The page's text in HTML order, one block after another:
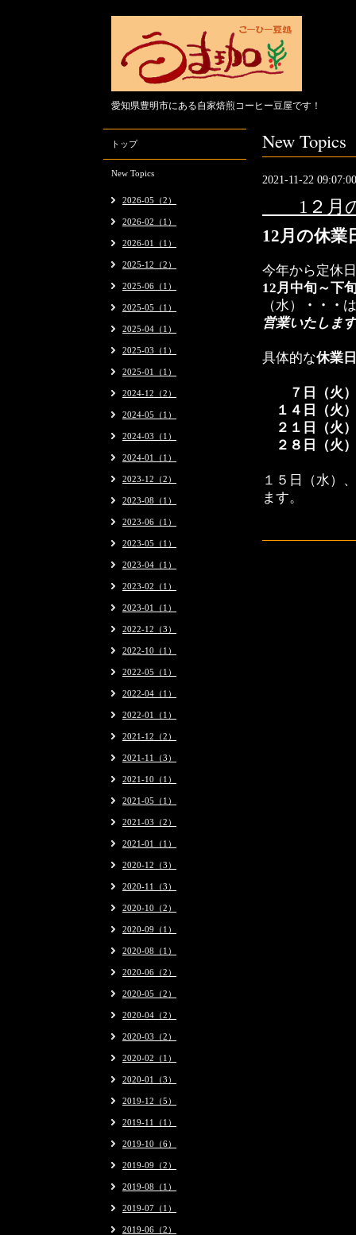
愛知県豊明市にある自家焙煎コーヒー豆屋です！
New Topics
2021-11-22 09:07:00
1２月の
12月の休業
今年から定休
12月中旬～下
（水）
・・・
営業いたしま
具体的な休業日
７日（火）
１４日（
２１日（
２８日（
１５日（水）
ます。
トップ
New Topics
2026-05（2）
2026-02（1）
2026-01（1）
2025-12（2）
2025-06（1）
2025-05（1）
2025-04（1）
2025-03（1）
2025-01（1）
2024-12（2）
2024-05（1）
2024-03（1）
2024-01（1）
2023-12（2）
2023-08（1）
2023-06（1）
2023-05（1）
2023-04（1）
2023-02（1）
2023-01（1）
2022-12（3）
2022-10（1）
2022-05（1）
2022-04（1）
2022-01（1）
2021-12（2）
2021-11（3）
2021-10（1）
2021-05（1）
2021-03（2）
2021-01（1）
2020-12（3）
2020-11（3）
2020-10（2）
2020-09（1）
2020-08（1）
2020-06（2）
2020-05（2）
2020-04（2）
2020-03（2）
2020-02（1）
2020-01（3）
2019-12（5）
2019-11（1）
2019-10（6）
2019-09（2）
2019-08（1）
2019-07（1）
2019-06（2）